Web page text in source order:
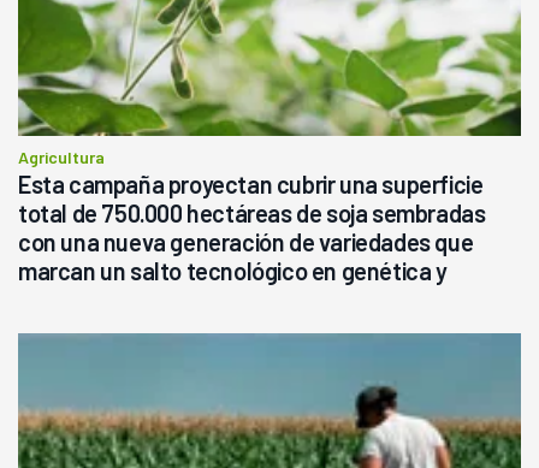
Agricultura
Esta campaña proyectan cubrir una superficie
total de 750.000 hectáreas de soja sembradas
con una nueva generación de variedades que
marcan un salto tecnológico en genética y